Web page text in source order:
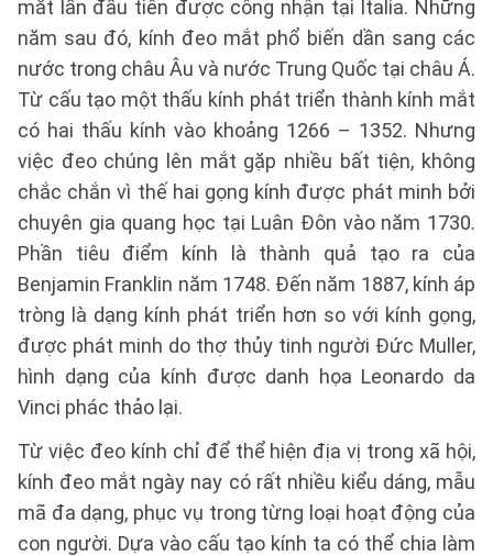
mắt lần đầu tiên được công nhận tại Italia. Những
năm sau đó, kính đeo mắt phổ biến dần sang các
nước trong châu Âu và nước Trung Quốc tại châu Á.
Từ cấu tạo một thấu kính phát triển thành kính mắt
có hai thấu kính vào khoảng 1266 – 1352. Nhưng
việc đeo chúng lên mắt gặp nhiều bất tiện, không
chắc chắn vì thế hai gọng kính được phát minh bởi
chuyên gia quang học tại Luân Đôn vào năm 1730.
Phần tiêu điểm kính là thành quả tạo ra của
Benjamin Franklin năm 1748. Đến năm 1887, kính áp
tròng là dạng kính phát triển hơn so với kính gọng,
được phát minh do thợ thủy tinh người Đức Muller,
hình dạng của kính được danh họa Leonardo da
Vinci phác thảo lại.
Từ việc đeo kính chỉ để thể hiện địa vị trong xã hội,
kính đeo mắt ngày nay có rất nhiều kiểu dáng, mẫu
mã đa dạng, phục vụ trong từng loại hoạt động của
con người. Dựa vào cấu tạo kính ta có thể chia làm